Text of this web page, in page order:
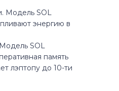
Модель SOL
энергию в
SOL
память
лэптопу до 10-ти